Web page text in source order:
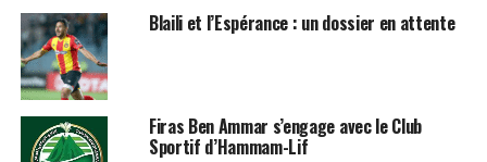
Blaili et l’Espérance : un dossier en attente
Firas Ben Ammar s’engage avec le Club
Sportif d’Hammam-Lif